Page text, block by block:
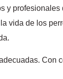
vida de los